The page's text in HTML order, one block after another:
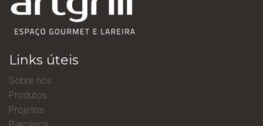
Links úteis
Sobre nós
Produtos
Projetos